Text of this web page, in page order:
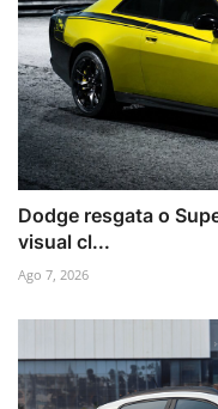
Dodge resgata o
visual cl...
Ago 7, 2026